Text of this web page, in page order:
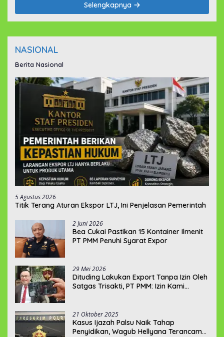
Selengkapnya
NASIONAL
Berita Nasional
5 Agustus 2026
Titik Terang Aturan Ekspor LTJ, Ini Penjelasan Pemerintah
2 Juni 2026
‎Bea Cukai Pastikan 15 Kontainer Ilmenit
PT PMM Penuhi Syarat Expor
29 Mei 2026
‎Dituding Lakukan Export Tanpa Izin Oleh
Satgas Trisakti, PT PMM: Izin Kami
21 Oktober 2025
Kasus Ijazah Palsu Naik Tahap
Penyidikan, Wagub Hellyana Terancam